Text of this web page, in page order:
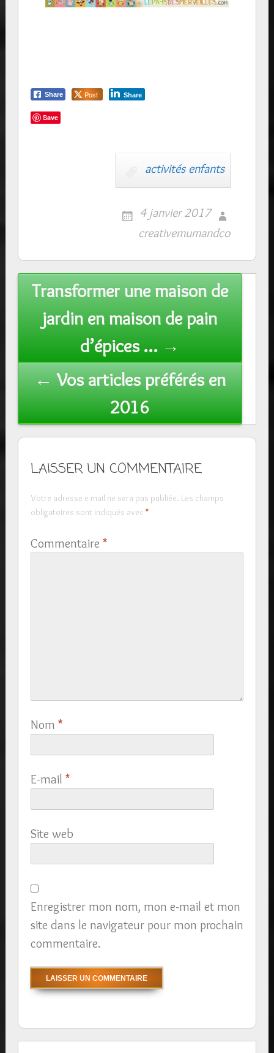
Share Post Share
Save
activités enfants
4 janvier 2017
creativemumandco
Post
navigation
Transformer une maison de
jardin en maison de pain
d’épices … →
← Vos articles préférés en
2016
LAISSER UN COMMENTAIRE
Votre adresse e-mail ne sera pas publiée. Les champs
obligatoires sont indiqués avec *
Commentaire *
Nom *
E-mail *
Site web
Enregistrer mon nom, mon e-mail et mon
site dans le navigateur pour mon prochain
commentaire.